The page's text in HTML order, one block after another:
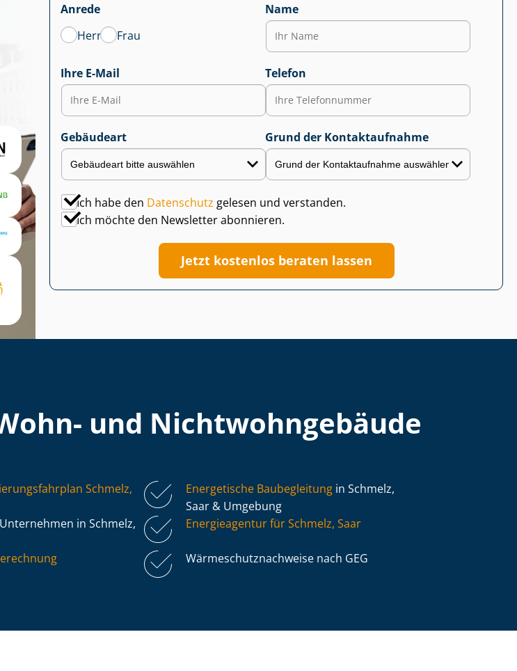
Anrede
Herr
Frau
Name
Ihre E-Mail Telefon
Gebäudeart Grund der Kontaktaufnahme
Ich habe den Datenschutz gelesen und verstanden.
Ich möchte den Newsletter abonnieren.
Jetzt kostenlos beraten lassen
und Nicht­wohn­ge­bäu­de
Schmelz,
Energetische Baubegleitung in Schmelz,
Saar & Umgebung
in Schmelz,
Energieagentur für Schmelz, Saar
Wär­me­schutz­nach­wei­se nach GEG